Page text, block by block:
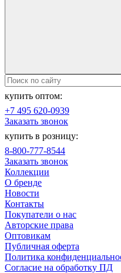
купить оптом:
+7 495 620-0939
Заказать звонок
купить в розницу:
8-800-777-8544
Заказать звонок
Коллекции
О бренде
Новости
Контакты
Покупатели о нас
Авторские права
Оптовикам
Публичная оферта
Политика
Согласие на обработку ПД